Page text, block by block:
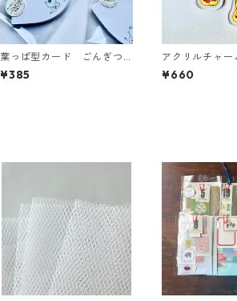
葉っぱ型カード ごんぎつ
ね
¥385
アクリルチャー
つね」
¥660